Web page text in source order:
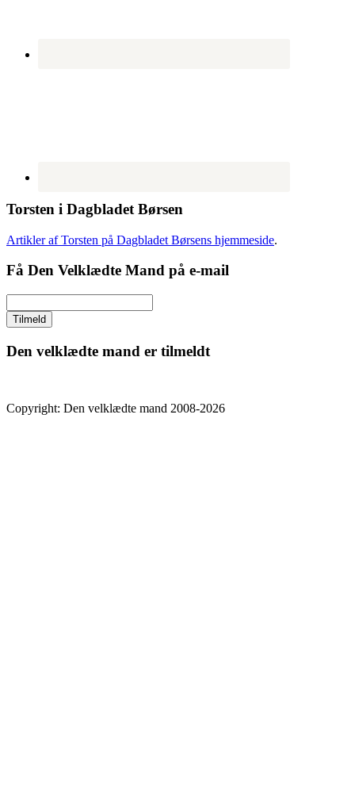
Torsten i Dagbladet Børsen
Artikler af Torsten på Dagbladet Børsens hjemmeside.
Få Den Velklædte Mand på e-mail
Den velklædte mand er tilmeldt
Copyright: Den velklædte mand 2008-2026